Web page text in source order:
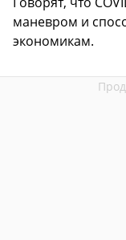
маневром и
экономикам.